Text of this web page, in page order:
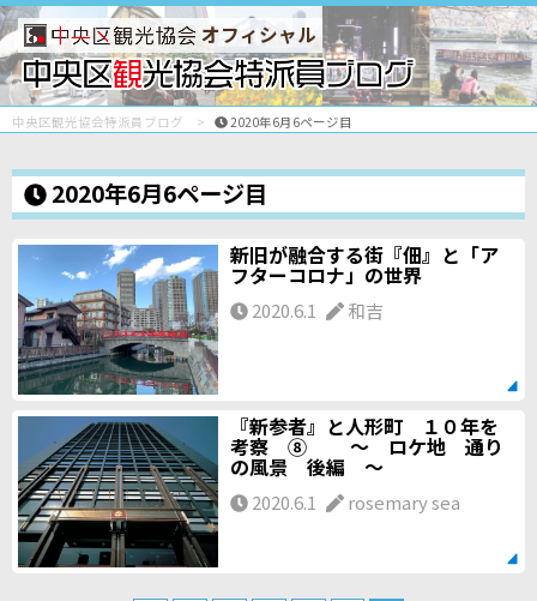
オフィシャル
中央区観光協会特派員ブログ 2020年6月6ページ目
2020年6月6ページ目
新旧が融合する街『佃』と「ア
フターコロナ」の世界
2020.6.1 和吉
『新参者』と人形町 １０年を
考察 ⑧ ～ ロケ地 通り
の風景 後編 ～
2020.6.1 rosemary sea